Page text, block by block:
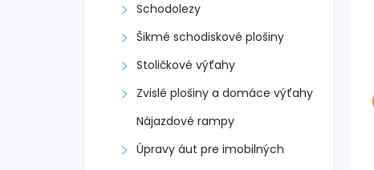
Schodolezy
Šikmé schodiskové plošiny
Stoličkové výťahy
Zvislé plošiny a domáce výťahy
Nájazdové rampy
Úpravy áut pre imobilných